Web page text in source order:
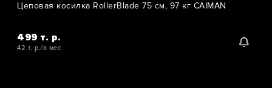
Цеповая косилка RollerBlade 75 см, 97 кг CAIMAN
499 т. р.
42 т. р./в мес